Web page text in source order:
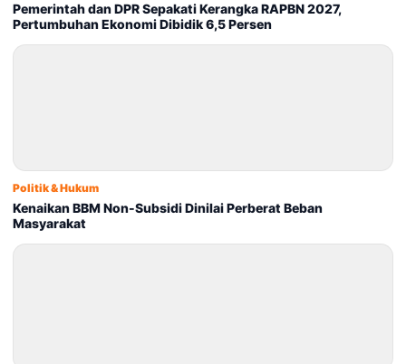
Pemerintah dan DPR Sepakati Kerangka RAPBN 2027,
Pertumbuhan Ekonomi Dibidik 6,5 Persen
Politik & Hukum
Kenaikan BBM Non-Subsidi Dinilai Perberat Beban
Masyarakat